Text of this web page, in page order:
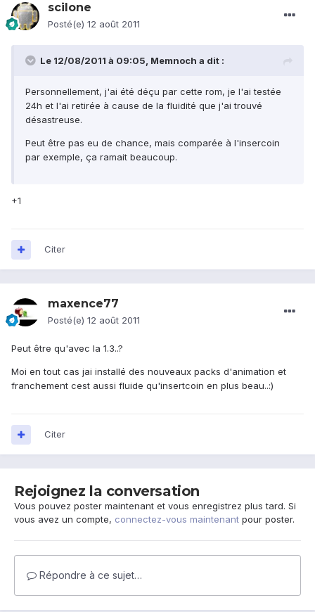
scilone
Posté(e) 12 août 2011
Le 12/08/2011 à 09:05, Memnoch a dit :
Personnellement, j'ai été déçu par cette rom, je l'ai testée
24h et l'ai retirée à cause de la fluidité que j'ai trouvé
désastreuse.
Peut être pas eu de chance, mais comparée à l'insercoin
par exemple, ça ramait beaucoup.
+1
Citer
maxence77
Posté(e) 12 août 2011
Peut être qu'avec la 1.3..?
Moi en tout cas jai installé des nouveaux packs d'animation et
franchement cest aussi fluide qu'insertcoin en plus beau..:)
Citer
Rejoignez la conversation
Vous pouvez poster maintenant et vous enregistrez plus tard. Si
vous avez un compte, connectez-vous maintenant pour poster.
Répondre à ce sujet…